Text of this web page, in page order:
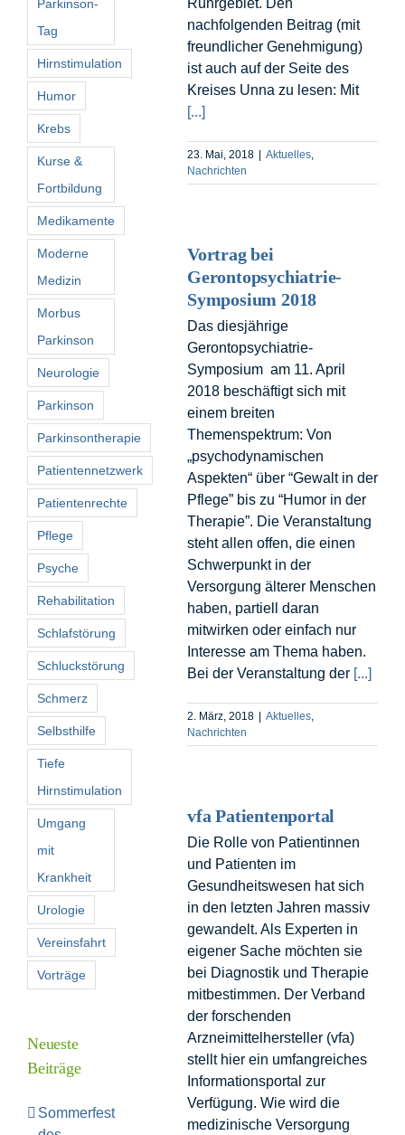
Ruhrgebiet. Den
nachfolgenden Beitrag (mit
freundlicher Genehmigung)
ist auch auf der Seite des
Kreises Unna zu lesen: Mit
[...]
23. Mai, 2018 Aktuelles,
Nachrichten
Vortrag bei
Gerontopsychiatrie-
Symposium 2018
Das diesjährige
Gerontopsychiatrie-
Symposium am 11. April
2018 beschäftigt sich mit
einem breiten
Themenspektrum: Von
„psychodynamischen
Aspekten“ über “Gewalt in der
Pflege” bis zu “Humor in der
Therapie”. Die Veranstaltung
steht allen offen, die einen
Schwerpunkt in der
Versorgung älterer Menschen
haben, partiell daran
mitwirken oder einfach nur
Interesse am Thema haben.
Bei der Veranstaltung der [...]
2. März, 2018 Aktuelles,
Nachrichten
vfa Patientenportal
Die Rolle von Patientinnen
und Patienten im
Gesundheitswesen hat sich
in den letzten Jahren massiv
gewandelt. Als Experten in
eigener Sache möchten sie
bei Diagnostik und Therapie
mitbestimmen. Der Verband
der forschenden
Arzneimittelhersteller (vfa)
stellt hier ein umfangreiches
Informationsportal zur
Verfügung. Wie wird die
medizinische Versorgung
Parkinson-
Tag
Hirnstimulation
Humor
Krebs
Kurse &
Fortbildung
Medikamente
Moderne
Medizin
Morbus
Parkinson
Neurologie
Parkinson
Parkinsontherapie
Patientennetzwerk
Patientenrechte
Pflege
Psyche
Rehabilitation
Schlafstörung
Schluckstörung
Schmerz
Selbsthilfe
Tiefe
Hirnstimulation
Umgang
mit
Krankheit
Urologie
Vereinsfahrt
Vorträge
Neueste
Beiträge
Sommerfest